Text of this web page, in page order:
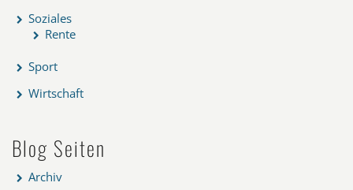
Soziales
Rente
Sport
Wirtschaft
Blog Seiten
Archiv